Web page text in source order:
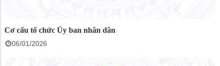
Cơ cấu tổ chức Ủy ban nhân dân
06/01/2026